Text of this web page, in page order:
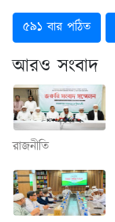
৫৯১ বার পঠিত
আরও সংবাদ
রাজনীতি